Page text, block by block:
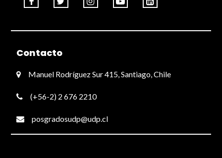
Contacto
Manuel Rodríguez Sur 415, Santiago, Chile
(+56-2) 2 676 2210
posgradosudp@udp.cl